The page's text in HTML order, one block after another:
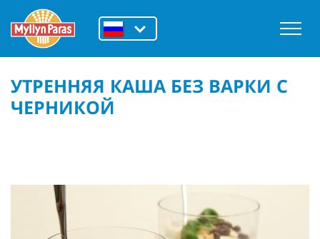
УТРЕННЯЯ КАША БЕЗ ВАРКИ С
ЧЕРНИКОЙ